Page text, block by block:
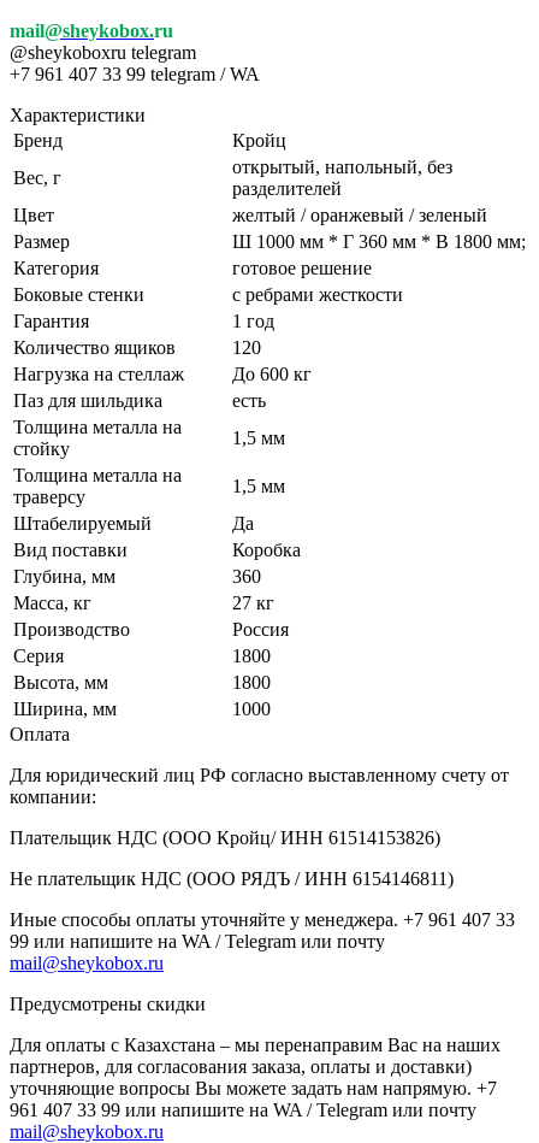
mail@sheykobox.ru
@sheykoboxru telegram
+7 961 407 33 99 telegram / WA
Характеристики
Бренд
Кройц
Вес, г
открытый, напольный, без
разделителей
Цвет
желтый / оранжевый / зеленый
Размер
Ш 1000 мм * Г 360 мм * В 1800 мм;
Категория
готовое решение
Боковые стенки
с ребрами жесткости
Гарантия
1 год
Количество ящиков
120
Нагрузка на стеллаж
До 600 кг
Паз для шильдика
есть
Толщина металла на
стойку
1,5 мм
Толщина металла на
траверсу
1,5 мм
Штабелируемый
Да
Вид поставки
Коробка
Глубина, мм
360
Масса, кг
27 кг
Производство
Россия
Серия
1800
Высота, мм
1800
Ширина, мм
1000
Оплата
Для юридический лиц РФ согласно выставленному счету от
компании:
Плательщик НДС (ООО Кройц/ ИНН 61514153826)
Не плательщик НДС (ООО РЯДЪ / ИНН 6154146811)
Иные способы оплаты уточняйте у менеджера. +7 961 407 33
99 или напишите на WA / Telegram или почту
mail@sheykobox.ru
Предусмотрены скидки
Для оплаты с Казахстана – мы перенаправим Вас на наших
партнеров, для согласования заказа, оплаты и доставки)
уточняющие вопросы Вы можете задать нам напрямую. +7
961 407 33 99 или напишите на WA / Telegram или почту
mail@sheykobox.ru